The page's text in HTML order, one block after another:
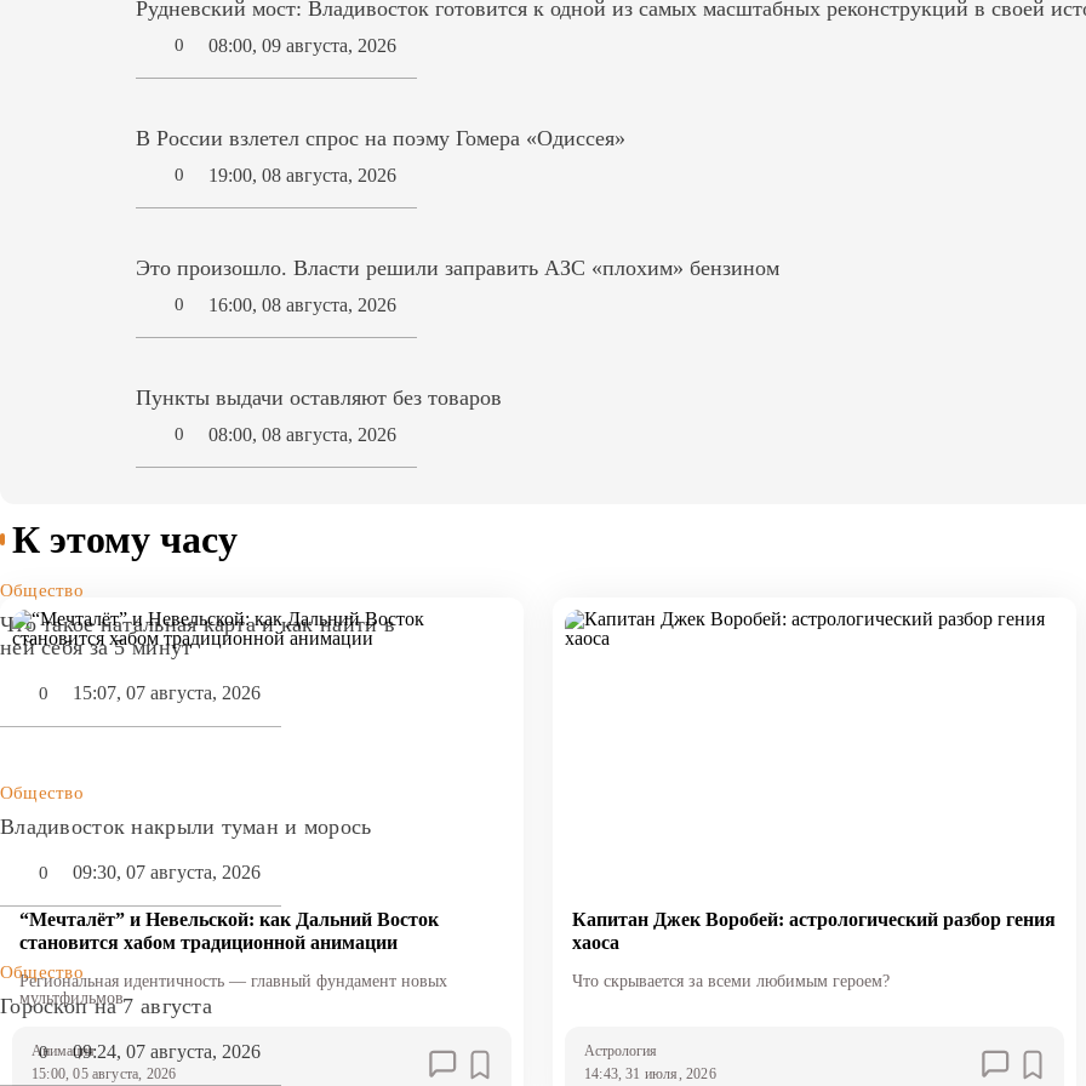
Рудневский мост: Владивосток готовится к одной из самых масштабных реконструкций в своей
0 08:00, 09 августа, 2026
В России взлетел спрос на поэму Гомера «Одиссея»
0 19:00, 08 августа, 2026
Это произошло. Власти решили заправить АЗС «плохим» бензином
0 16:00, 08 августа, 2026
Пункты выдачи оставляют без товаров
0 08:00, 08 августа, 2026
К этому часу
Общество
Что такое натальная карта и как найти в
ней себя за 5 минут
0 15:07, 07 августа, 2026
Общество
Владивосток накрыли туман и морось
0 09:30, 07 августа, 2026
Общество
Гороскоп на 7 августа
0 09:24, 07 августа, 2026
“Мечталёт” и Невельской: как Дальний Восток
становится хабом традиционной анимации
Региональная идентичность — главный фундамент новых
мультфильмов
Анимация
15:00, 05 августа, 2026
Капитан Джек Воробей: астрологический разбор гения
хаоса
Что скрывается за всеми любимым героем?
Астрология
14:43, 31 июля, 2026